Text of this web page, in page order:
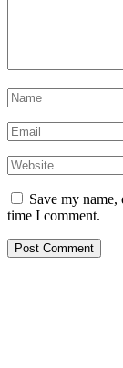
Save my
time I comment.